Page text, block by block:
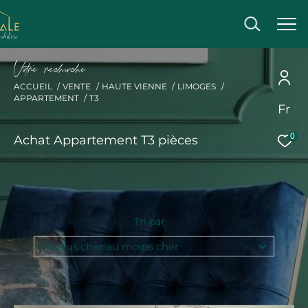
Fr
0
Vore recece
ACCUEIL VENTE HAUTE VIENNE
LIMOGES
APPARTEMENT
T3
Achat Appartement T3 pièces
Tri par
Du plus cher au moins cher
Effectuer une recherche
et trouver le bien qui correspond à vos critères
Acheter
Type
de
bien
Type de bien
Ville